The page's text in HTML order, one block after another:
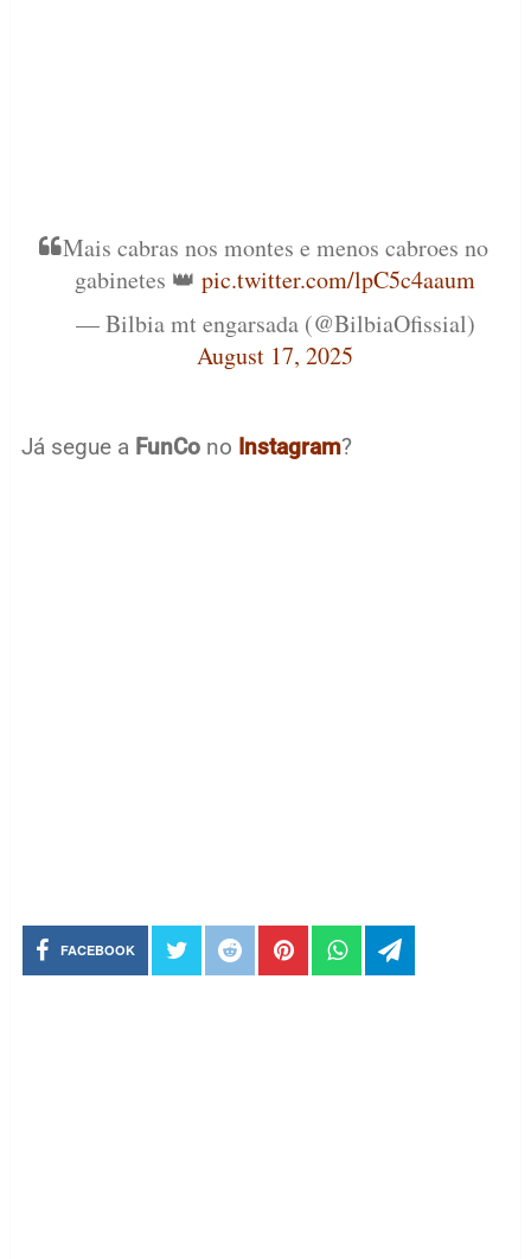
Mais cabras nos montes e menos cabroes no
gabinetes 👑pic.twitter.com/lpC5c4aaum
— Bilbia mt engarsada (@BilbiaOfissial)
August 17, 2025
Já segue a FunCono Instagram?
FACEBOOK